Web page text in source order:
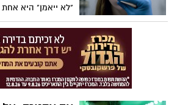
"לא ייאמן" היא
בזמן האחרון. היא
שקרה במציאות
ומדויקת. במהלכה
מהמקרה הנורא של
מעצמנו, ובנוסף
היא גם מצליחה